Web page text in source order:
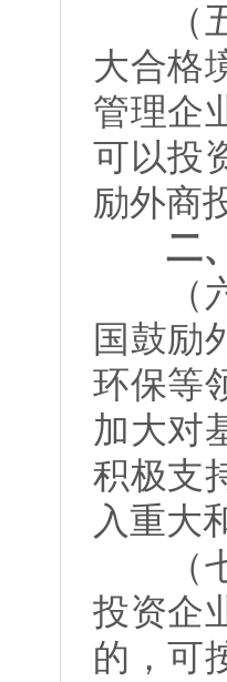
（五
大合格
管理企
可以投
励外商
二、
（六
国鼓励
环保等
加大对
积极支
入重大
（七
投资企
的，可